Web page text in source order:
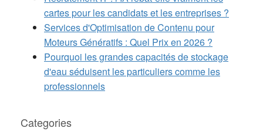
cartes pour les candidats et les entreprises ?
Services d'Optimisation de Contenu pour
Moteurs Génératifs : Quel Prix en 2026 ?
Pourquoi les grandes capacités de stockage
d'eau séduisent les particuliers comme les
professionnels
Categories